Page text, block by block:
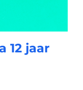
12 jaar